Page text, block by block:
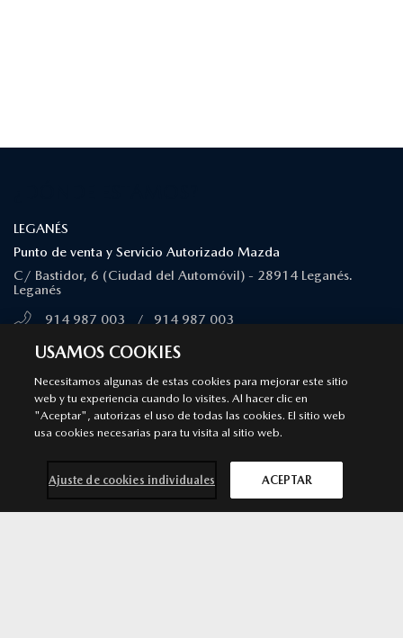
LEGANÉS
Punto de venta y Servicio Autorizado Mazda
C/ Bastidor, 6 (Ciudad del Automóvil) - 28914 Leganés.
Leganés
914 987 003
/
914 987 003
MÁS INFORMACIÓN
MAJADAHONDA
Punto de venta y Servicio Autorizado Mazda
911 091 430 / 911 091 430
MÁS INFORMACIÓN
USAMOS COOKIES
Necesitamos algunas de estas cookies para mejorar este sitio
web y tu experiencia cuando lo visites. Al hacer clic en
"Aceptar", autorizas el uso de todas las cookies. El sitio web
usa cookies necesarias para tu visita al sitio web.
Ajuste de cookies individuales ACEPTAR